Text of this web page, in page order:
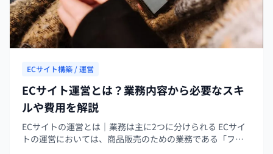
ECサイト構築 / 運営
ECサイト運営とは？業務内容から必要なスキ
ルや費用を解説
ECサイトの運営とは｜業務は主に2つに分けられる ECサイ
トの運営においては、商品販売のための業務である「フロ